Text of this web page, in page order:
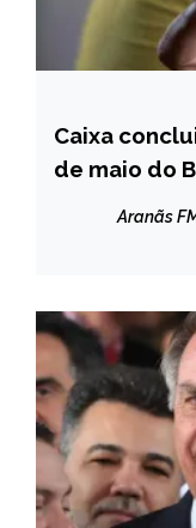
BRASIL
NOTÍCIAS
Caixa
de maio do
Aranãs